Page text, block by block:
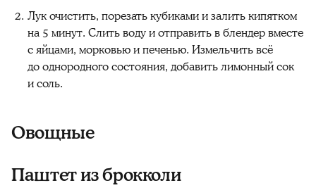
Лук очистить, порезать кубиками и залить кипятком
на 5 минут. Слить воду и отправить в блендер вместе
с яйцами, морковью и печенью. Измельчить всё
до однородного состояния, добавить лимонный сок
и соль.
Овощные
Паштет из брокколи